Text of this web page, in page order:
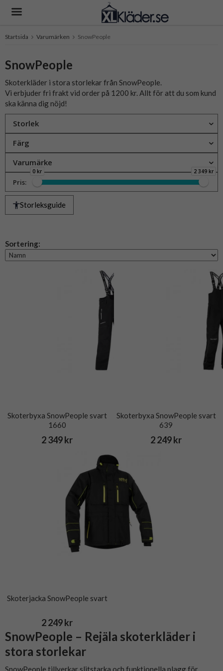
Startsida Varumärken SnowPeople
SnowPeople
Skoterkläder i stora storlekar från SnowPeople.
Vi erbjuder fri frakt vid order på 1200 kr. Allt för att du som kund
ska känna dig nöjd!
Storlek
Färg
Varumärke
Pris:
0 kr 2 349 kr
Storleksguide
Sortering:
Skoterbyxa SnowPeople svart
1660
2 349 kr
Skoterbyxa SnowPeople svart
639
2 249 kr
Skoterjacka SnowPeople svart
2 249 kr
SnowPeople – Rejäla skoterkläder i
stora storlekar
SnowPeople tillverkar slitstarka och funktionella plagg för